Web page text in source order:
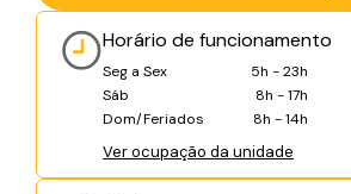
Horário de funcionamento
Seg a Sex
5h - 23h
Sáb
8h - 17h
Dom/Feriados
8h - 14h
Ver ocupação da unidade